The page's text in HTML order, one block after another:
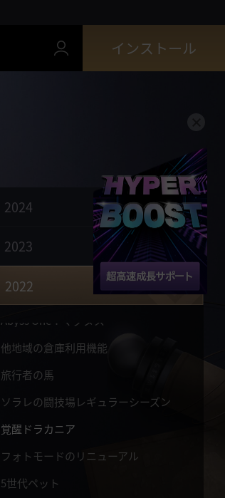
インストール
2024
2023
2022
新規クラス「ウサ」
カーマスリビア、オーディリタ地域の家門能力値依頼
ソラレ名誉の殿堂
他地域の倉庫利用機能
Abyss One：マグヌス
他地域の倉庫利用機能
旅行者の馬
ソラレの闘技場レギュラーシーズン
覚醒ドラカニア
フォトモードのリニューアル
5世代ペット